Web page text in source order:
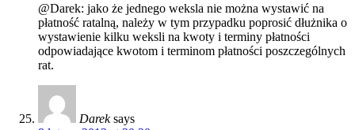
@Darek: jako że jednego weksla nie można wystawić na
płatność ratalną, należy w tym przypadku poprosić dłużnika o
wystawienie kilku weksli na kwoty i terminy płatności
odpowiadające kwotom i terminom płatności poszczególnych
rat.
Darek says